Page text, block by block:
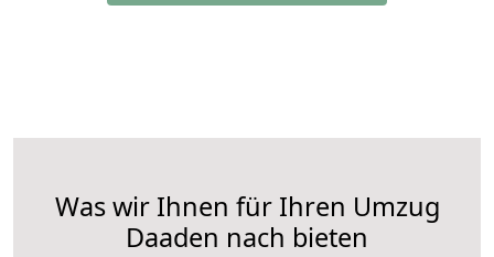
Was wir Ihnen für Ihren Umzug
Daaden nach bieten